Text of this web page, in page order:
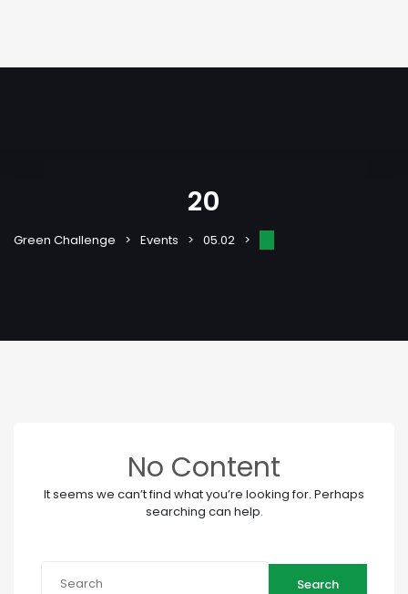
20
Green Challenge Events 05.02
No Content
It seems we can’t find what you’re looking for. Perhaps
searching can help.
Search